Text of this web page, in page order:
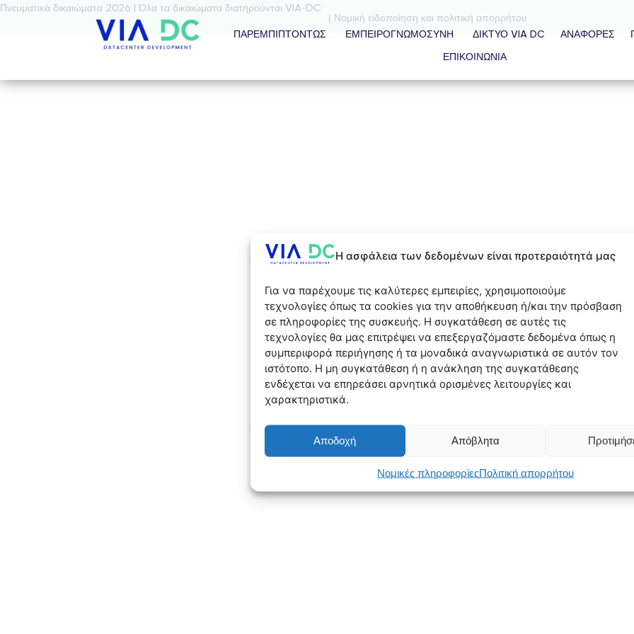
Η ασφάλεια των δεδομένων είναι προτεραιότητά μας
Για να παρέχουμε τις καλύτερες εμπειρίες, χρησιμοποιούμε
τεχνολογίες όπως τα cookies για την αποθήκευση ή/και την πρόσβαση
σε πληροφορίες της συσκευής. Η συγκατάθεση σε αυτές τις
τεχνολογίες θα μας επιτρέψει να επεξεργαζόμαστε δεδομένα όπως η
συμπεριφορά περιήγησης ή τα μοναδικά αναγνωριστικά σε αυτόν τον
ιστότοπο. Η μη συγκατάθεση ή η ανάκληση της συγκατάθεσης
ενδέχεται να επηρεάσει αρνητικά ορισμένες λειτουργίες και
χαρακτηριστικά.
Αποδοχή Απόβλητα
Νομικές πληροφορίεςΠολιτική απορρήτου
ΠΑΡΕΜΠΙΠΤΌΝΤΩΣ ΕΜΠΕΙΡΟΓΝΩΜΟΣΎΝΗ ΔΊΚΤΥΟ VIA DC ΑΝΑΦΟΡΈΣ
ΕΠΙΚΟΙΝΩΝΙΑ
Πνευματικά δικαιώματα 2026 | Όλα τα δικαιώματα διατηρούνται VIA-DC
| Νομική ειδοποίηση και πολιτική απορρήτου